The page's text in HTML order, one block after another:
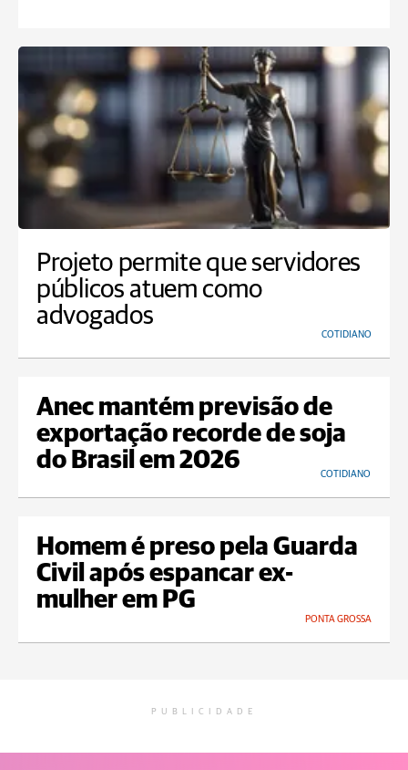
Projeto permite que servidores
públicos atuem como
advogados
COTIDIANO
Anec mantém previsão de
exportação recorde de soja
do Brasil em 2026
COTIDIANO
Homem é preso pela Guarda
Civil após espancar ex-
mulher em PG
PONTA GROSSA
PUBLICIDADE